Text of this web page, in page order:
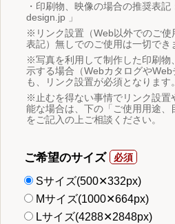
・印刷物、映像の場合の推奨表
design.jp 」
※リンク設置（Web以外でのご使
表記）無しでのご使用は一切でき
※写真を利用して制作した印刷物
示する場合（WebカタログやWeb
も、リンク設置が必須となります。
※止むを得ない事情でリンク設置
能な場合は、下の「ご使用用途、
をご記入の上ご相談ください。
ご希望のサイズ
Sサイズ(500✕332px)
Mサイズ(1000✕664px)
Lサイズ(4288✕2848px)